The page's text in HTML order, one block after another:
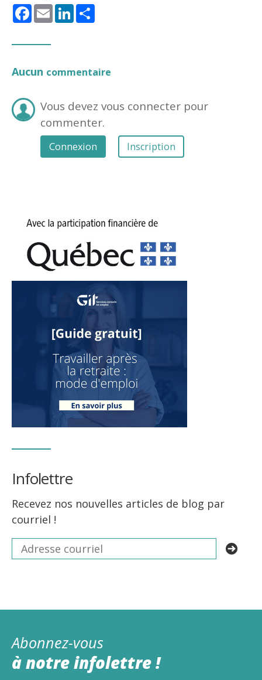
Facebook
EmailLinkedIn
Aucun commentaire
Vous devez vous connecter pour
commenter.
Connexion Inscription
Infolettre
Recevez nos nouvelles articles de blog par
courriel !
Abonnez-vous
à notre infolettre !